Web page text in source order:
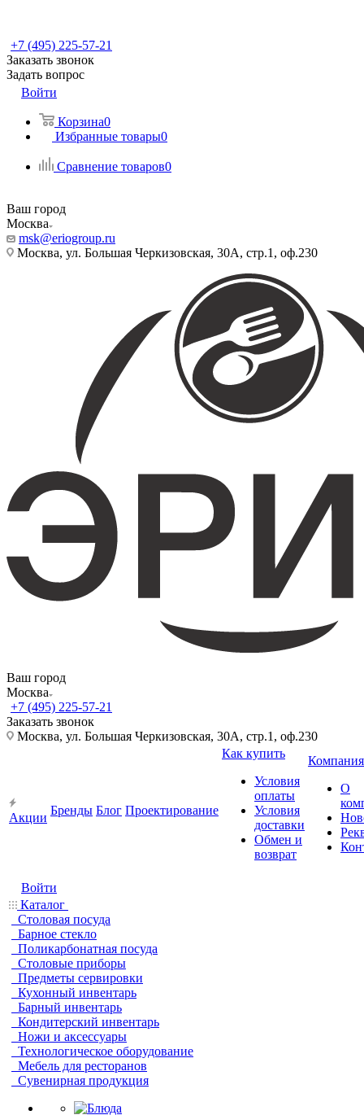
+7 (495) 225-57-21
Заказать звонок
Задать вопрос
Войти
Корзина0
Избранные товары0
Сравнение товаров0
Ваш город
Москва
msk@eriogroup.ru
Москва, ул. Большая Черкизовская, 30А, стр.1, оф.230
Ваш город
Москва
+7 (495) 225-57-21
Заказать звонок
Москва, ул. Большая Черкизовская, 30А, стр.1, оф.230
Акции
Бренды Блог Проектирование
Как купить
Условия
оплаты
Условия
доставки
Обмен и
возврат
Компания
О
Войти
Каталог
Столовая посуда
Барное стекло
Поликарбонатная посуда
Столовые приборы
Предметы сервировки
Кухонный инвентарь
Барный инвентарь
Кондитерский инвентарь
Ножи и аксессуары
Технологическое оборудование
Мебель для ресторанов
Сувенирная продукция